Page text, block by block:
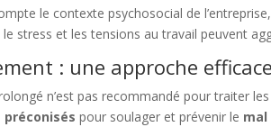
le contexte psychosocial de
stress et les tensions au travail peuvent
: une approche efficace
n’est pas recommandé pour traiter
pour soulager et prévenir le mal